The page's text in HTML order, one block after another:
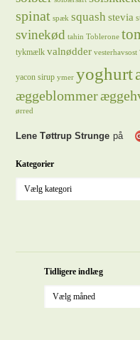
spinat spæk squash stevia
svinekød tahin Toblerone
tykmælk valnødder vesterhavsost
yacon sirup ymer yoghurt
æggeblommer
ørred
Lene Tøttrup Strunge på
Kategorier
Tidligere indlæg